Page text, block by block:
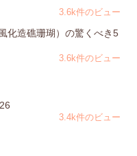
3.6k件のビュー
化造礁珊瑚）の驚くべき5
3.6k件のビュー
3.4k件のビュー